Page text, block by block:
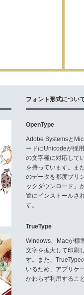
フォント形式につい
OpenType
Adobe Systemsと
ードにUnicodeが採
の文字種に対応して
を持っています。ま
のデータを都度プリ
ックダウンロード」
置にインストールさ
す。
TrueType
Windows、Macが標
文字を拡大して印刷
す。また、TrueType
いるため、アプリケ
かわらず利用するこ